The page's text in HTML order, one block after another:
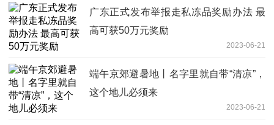
广东正式发布举报走私冻品奖励办法 最
高可获50万元奖励
2023-06-21
端午京郊避暑地丨名字里就自带“清凉”，
这个地儿必须来
2023-06-21